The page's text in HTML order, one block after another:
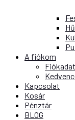
A fiókom
Kapcsolat
Kosár
Pénztár
BLOG